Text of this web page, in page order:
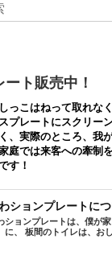
ト販売中！
っこはねって取れな
プレートにスクリー
、実際のところ、我
庭では来客への牽制
す！
ションプレートに
ションプレートは、僕が
に、 板間のトイレは、お